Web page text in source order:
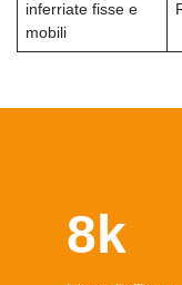
inferriate fisse e
mobili
8k